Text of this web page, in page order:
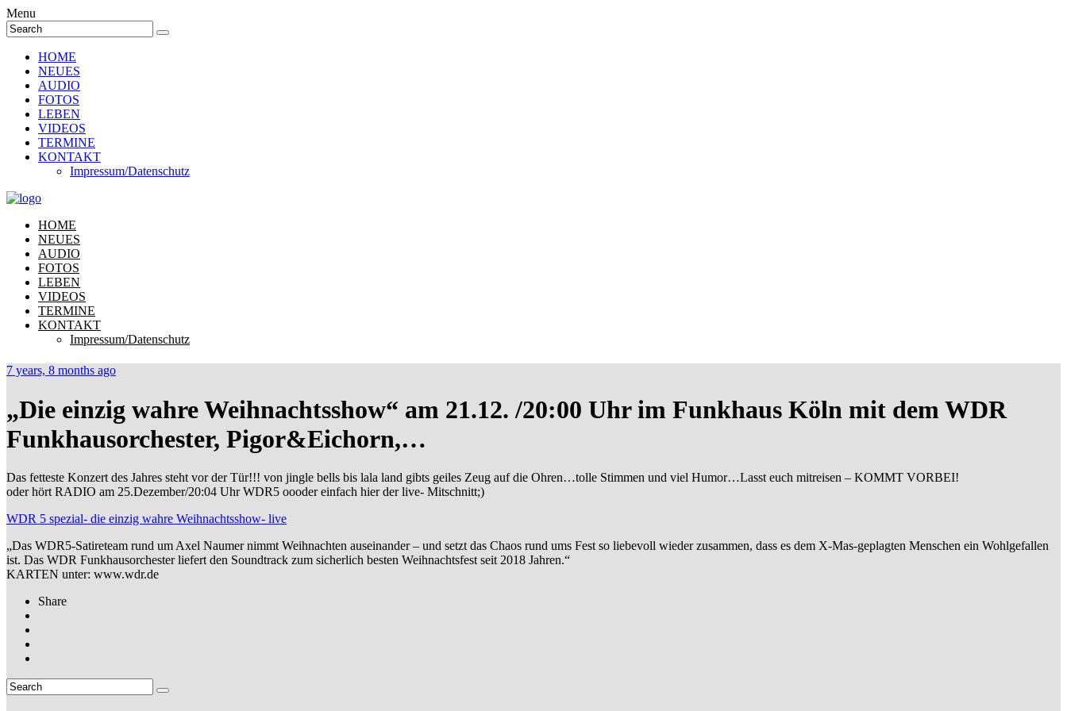
Menu
HOME
NEUES
AUDIO
FOTOS
LEBEN
VIDEOS
TERMINE
KONTAKT
Impressum/Datenschutz
HOME
NEUES
AUDIO
FOTOS
LEBEN
VIDEOS
TERMINE
KONTAKT
Impressum/Datenschutz
7 years, 8 months ago
„Die einzig wahre Weihnachtsshow“ am 21.12. /20:00 Uhr im Funkhaus Köln mit dem WDR
Funkhausorchester, Pigor&Eichorn,…
Das fetteste Konzert des Jahres steht vor der Tür!!! von jingle bells bis lala land gibts geiles Zeug auf die Ohren…tolle Stimmen und viel Humor…Lasst euch mitreisen – KOMMT VORBEI!
oder hört RADIO am 25.Dezember/20:04 Uhr WDR5 oooder einfach hier der live- Mitschnitt;)
WDR 5 spezial- die einzig wahre Weihnachtsshow- live
„Das WDR5-Satireteam rund um Axel Naumer nimmt Weihnachten auseinander – und setzt das Chaos rund ums Fest so liebevoll wieder zusammen, dass es dem X-Mas-geplagten Menschen ein Wohlgefallen
ist. Das WDR Funkhausorchester liefert den Soundtrack zum sicherlich besten Weihnachtsfest seit 2018 Jahren.“
KARTEN unter: www.wdr.de
Share